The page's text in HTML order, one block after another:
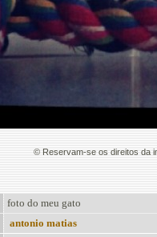
© Reservam-se os direitos da
foto do meu gato
antonio matias